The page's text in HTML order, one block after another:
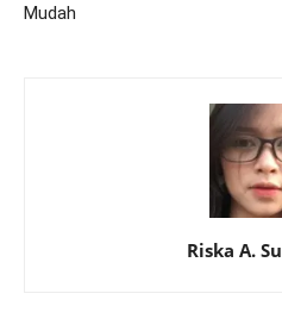
Mudah
Riska A.